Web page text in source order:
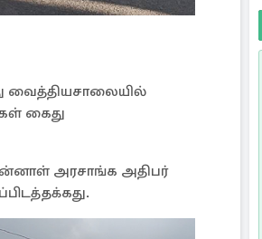
வைத்தியசாலையில்
கைது
அரசாங்க அதிபர்